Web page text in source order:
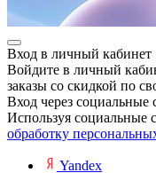
Вход в личный кабинет
Войдите в личный
заказы со скидкой по
Вход через социальные
Используя социальные
обработку
Yandex